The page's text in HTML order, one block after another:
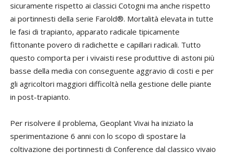
sicuramente rispetto ai classici Cotogni ma anche rispetto
ai portinnesti della serie Farold®. Mortalità elevata in tutte
le fasi di trapianto, apparato radicale tipicamente
fittonante povero di radichette e capillari radicali. Tutto
questo comporta per i vivaisti rese produttive di astoni più
basse della media con conseguente aggravio di costi e per
gli agricoltori maggiori difficoltà nella gestione delle piante
in post-trapianto.
Per risolvere il problema, Geoplant Vivai ha iniziato la
sperimentazione 6 anni con lo scopo di spostare la
coltivazione dei portinnesti di Conference dal classico vivaio